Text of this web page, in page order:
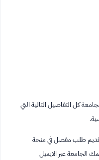
كل التفاصيل التالية التي
طلب مفصل في منحة
عبر الايميل